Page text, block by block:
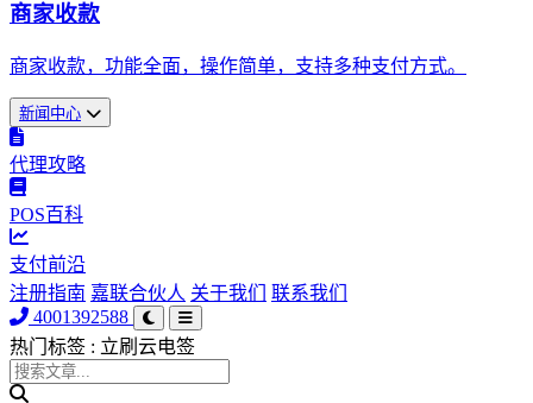
商家收款
商家收款，功能全面，操作简单，支持多种支付方式。
新闻中心
代理攻略
POS百科
支付前沿
注册指南 嘉联合伙人 关于我们
联系我们
4001392588
热门标签 : 立刷云电签